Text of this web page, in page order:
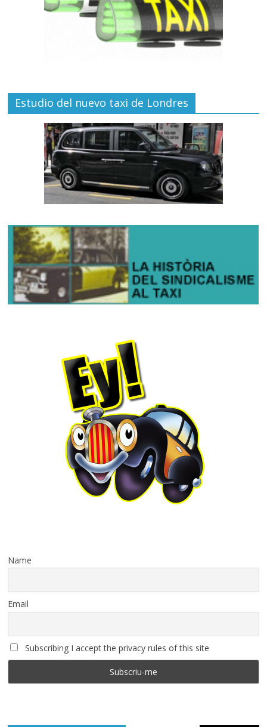
Estudio del nuevo taxi de Londres
Name
Email
Subscribing I accept the privacy rules of this site